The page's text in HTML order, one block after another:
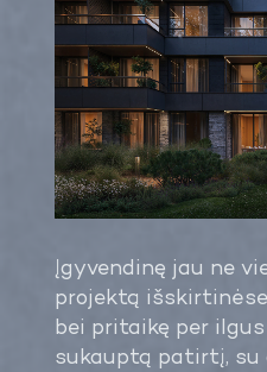
Įgyvendinę jau ne
projektą
bei pritaikę per
sukauptą patirtį, su